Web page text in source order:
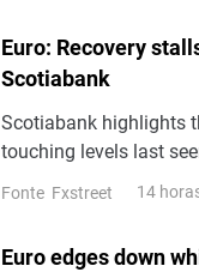
Euro: Recovery
Scotiabank
Scotiabank highlights
touching levels last
yield spreads turn.
the 2-year Germany–US
Fonte Fxstreet 14
Euro edges down